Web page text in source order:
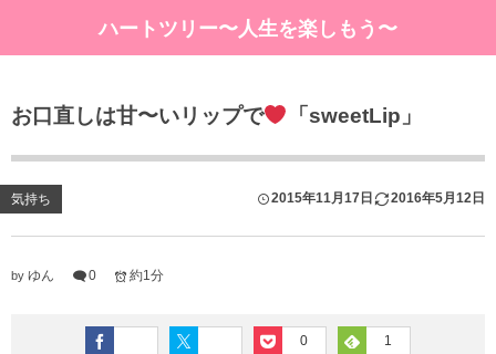
ハートツリー〜人生を楽しもう〜
お口直しは甘〜いリップで 「sweetLip」
気持ち 2015年11月17日 2016年5月12日
by ゆん 0 約1分
0 1